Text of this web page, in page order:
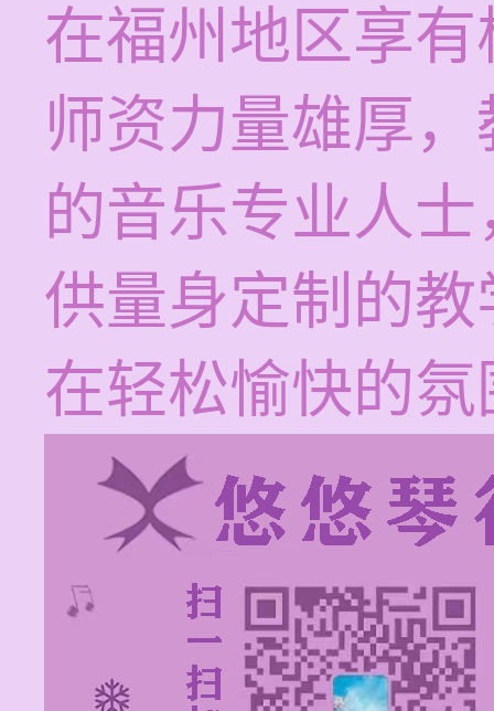
在福州地区享
师资力量雄厚
的音乐专业人
供量身定制的
在轻松愉快的